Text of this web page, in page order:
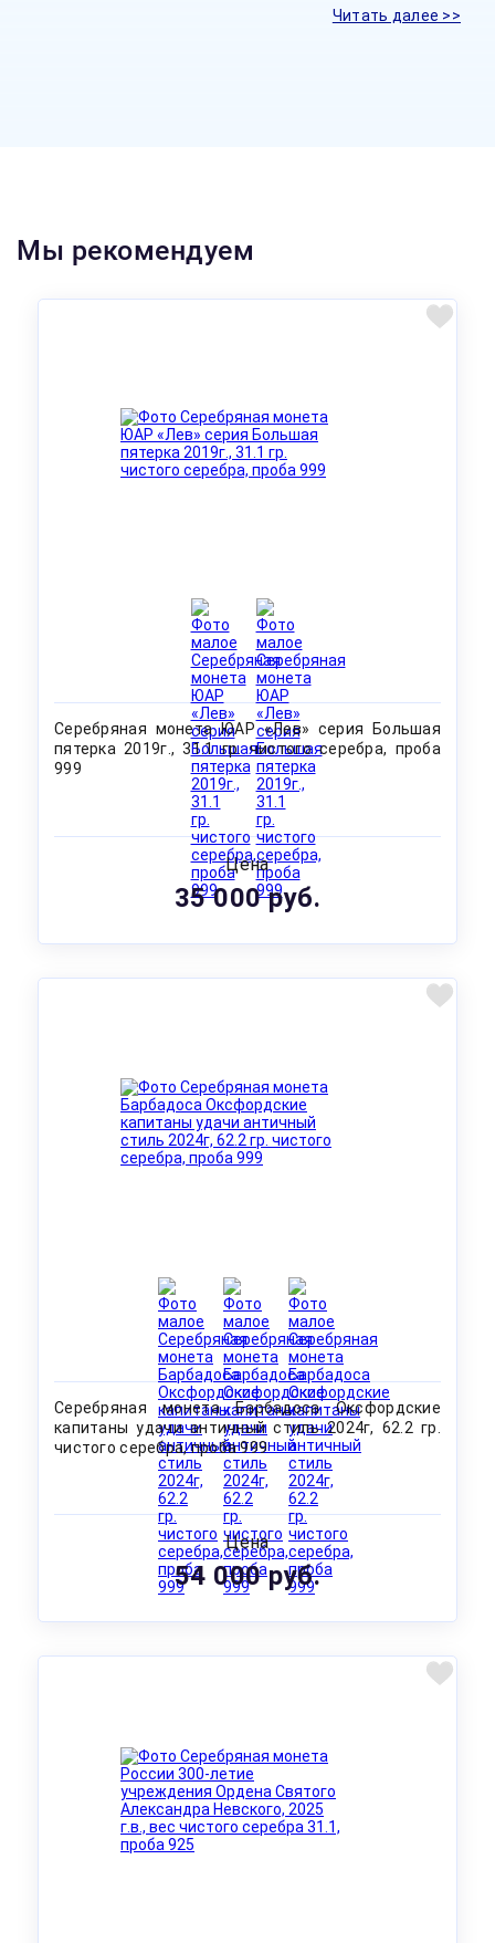
Читать далее >>
Мы рекомендуем
Серебряная монета ЮАР «Лев» серия Большая
пятерка 2019г., 31.1 гр. чистого серебра, проба
999
Цена
35 000 руб.
Серебряная монета Барбадоса Оксфордские
капитаны удачи античный стиль 2024г, 62.2 гр.
чистого серебра, проба 999
Цена
54 000 руб.